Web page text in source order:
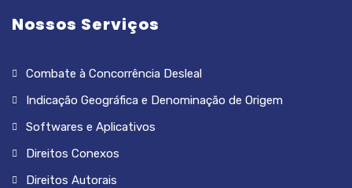
Nossos Serviços
Combate à Concorrência Desleal
Indicação Geográfica e Denominação de Origem
Softwares e Aplicativos
Direitos Conexos
Direitos Autorais